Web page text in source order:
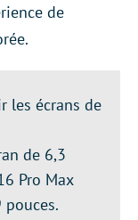
de
les écrans de
de 6,3
Pro Max
pouces.